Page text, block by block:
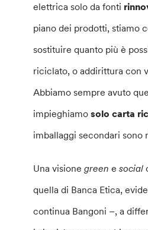
elettrica solo da fonti
piano dei prodotti, stiamo
sostituire quanto più è
riciclato, o addirittura con
Abbiamo sempre avuto
impieghiamosolo carta
imballaggi secondari sono
Una visionegreenesocial
quella di Banca Etica,
continua Bangoni –, a